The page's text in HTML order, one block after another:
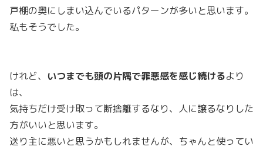
戸棚の奥にしまい込んでいるパターンが多いと思います。
私もそうでした。
けれど、 いつまでも頭の片隅で罪悪感を感じ続けるより
は、
気持ちだけ受け取って断捨離するなり、人に譲るなりした
方がいいと思います。
送り主に悪いと思うかもしれませんが、ちゃんと使ってい